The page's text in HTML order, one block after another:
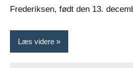
Frederiksen, født den 13.
Læs videre